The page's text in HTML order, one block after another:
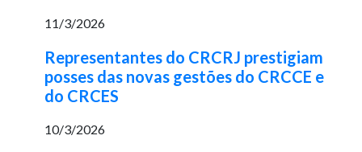
11/3/2026
Representantes do CRCRJ prestigiam
posses das novas gestões do CRCCE e
do CRCES
10/3/2026